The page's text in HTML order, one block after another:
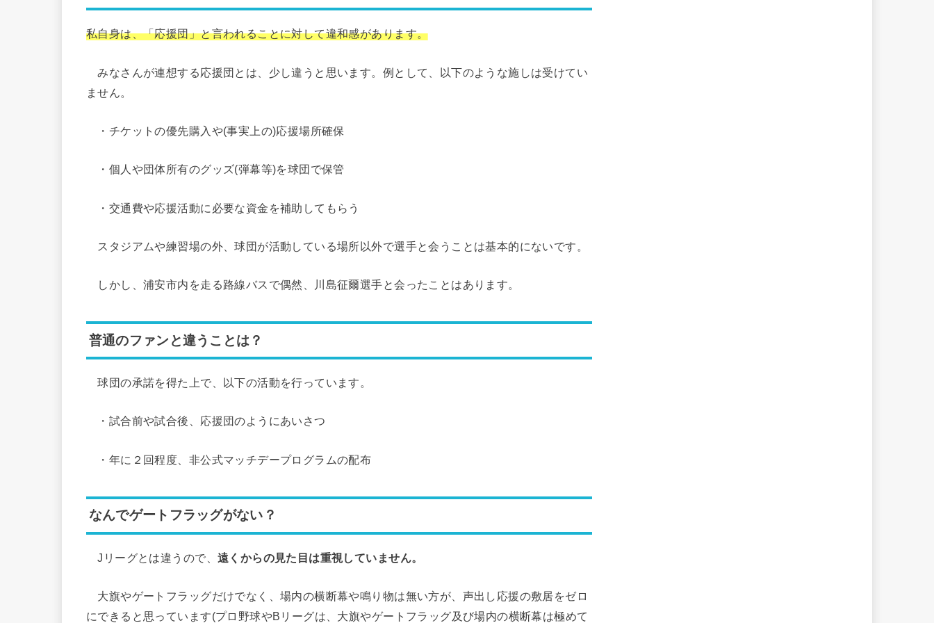
私自身は、「応援団」と言われることに対して違和感があります。
みなさんが連想する応援団とは、少し違うと思います。例として、以下のような施しは受けてい
ません。
・チケットの優先購入や(事実上の)応援場所確保
・個人や団体所有のグッズ(弾幕等)を球団で保管
・交通費や応援活動に必要な資金を補助してもらう
スタジアムや練習場の外、球団が活動している場所以外で選手と会うことは基本的にないです。
しかし、浦安市内を走る路線バスで偶然、川島征爾選手と会ったことはあります。
普通のファンと違うことは？
球団の承諾を得た上で、以下の活動を行っています。
・試合前や試合後、応援団のようにあいさつ
・年に２回程度、非公式マッチデープログラムの配布
なんでゲートフラッグがない？
Jリーグとは違うので、 遠くからの見た目は重視していません。
大旗やゲートフラッグだけでなく、場内の横断幕や鳴り物は無い方が、声出し応援の敷居をゼロ
にできると思っています(プロ野球やBリーグは、大旗やゲートフラッグ及び場内の横断幕は極めて